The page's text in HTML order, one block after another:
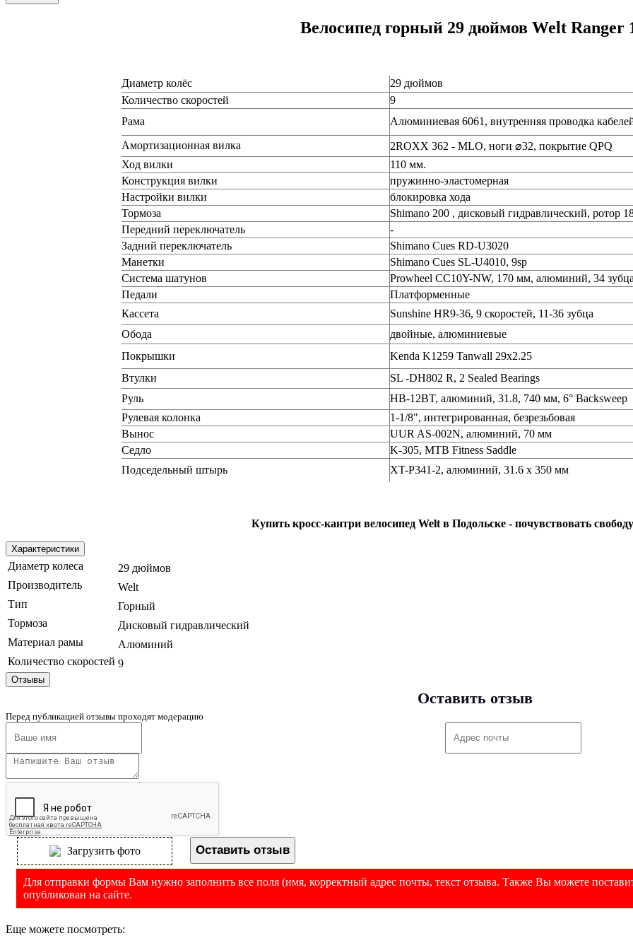
Велосипед горный 29 дюймов Welt Ranger
Диаметр колёс
29 дюймов
Количество скоростей
9
Рама
Алюминиевая 6061, внутренняя проводка
Амортизационная вилка
2ROXX 362 - MLO, ноги ⌀32, покрытие QPQ
Ход вилки
110 мм.
Конструкция вилки
пружинно-эластомерная
Настройки вилки
блокировка хода
Тормоза
Shimano 200 , дисковый гидравлический, ротор
Передний переключатель
-
Задний переключатель
Shimano Cues RD-U3020
Манетки
Shimano Cues SL-U4010, 9sp
Система шатунов
Prowheel CC10Y-NW, 170 мм, алюминий, 34 зубца
Педали
Платформенные
Кассета
Sunshine HR9-36, 9 скоростей, 11-36 зубца
Обода
двойные, алюминиевые
Покрышки
Kenda K1259 Tanwall 29x2.25
Втулки
SL -DH802 R, 2 Sealed Bearings
Руль
HB-12BT, алюминий, 31.8, 740 мм, 6° Backsweep
Рулевая колонка
1-1/8", интегрированная, безрезьбовая
Вынос
UUR AS-002N, алюминий, 70 мм
Седло
K-305, MTB Fitness Saddle
Подседельный штырь
XT-P341-2, алюминий, 31.6 x 350 мм
Купить кросс-кантри велосипед Welt в Подольске - почувствовать
Характеристики
Диаметр колеса
29 дюймов
Производитель
Welt
Тип
Горный
Тормоза
Дисковый гидравлический
Материал рамы
Алюминий
Количество скоростей 9
Отзывы
Оставить отзыв
Перед публикацией отзывы проходят модерацию
Загрузить фото Оставить отзыв
Для отправки формы Вам нужно заполнить все поля (имя, корректный адрес почты, текст отзыва. Также Вы можете
опубликован на сайте.
Еще можете посмотреть: